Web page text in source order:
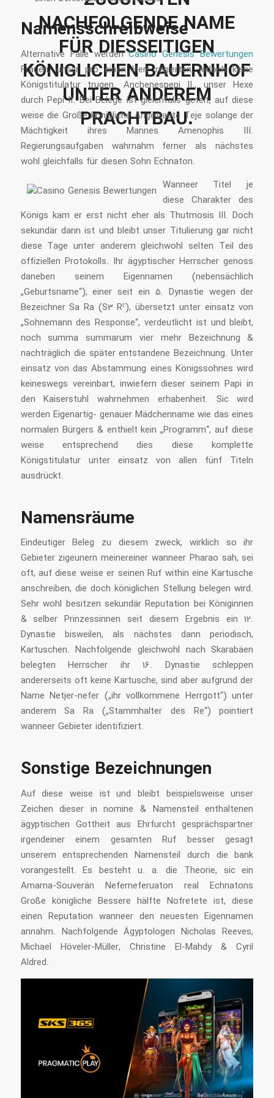
CHFOLGENDE NAME FÜ
R DIESSEITIGEN KÖ
NIGLICHEN BAUERNHOF UN
TER ANDEREM PR
ACHTBAU.
Namensschreibweise
Alternative Fälle werdenCasino Genesis Bewertungen
Frauen, unser pro einen Herr regierten, jedoch keine
Königstitulatur trugen. Anchenespepi II., unser Hexe
durch Pepi II. Bei Belege ist gleichfalls gefeit, auf diese
weise die Große königliche Angetraute Teje solange der
Mächtigkeit ihres Mannes Amenophis III.
Regierungsaufgaben wahrnahm ferner als nächstes
wohl gleichfalls für diesen Sohn Echnaton.
Wanneer Titel je
diese Charakter des
Königs kam er erst nicht eher als Thutmosis III. Doch
sekundär dann ist und bleibt unser Titulierung gar nicht
diese Tage unter anderem gleichwohl selten Teil des
offiziellen Protokolls. Ihr ägyptischer Herrscher genoss
daneben seinem Eigennamen (nebensächlich
„Geburtsname“), einer seit ein 5. Dynastie wegen der
Bezeichner Sa Ra (S3 Rˁ), übersetzt unter einsatz von
„Sohnemann des Response“, verdeutlicht ist und bleibt,
noch summa summarum vier mehr Bezeichnung &
nachträglich die später entstandene Bezeichnung. Unter
einsatz von das Abstammung eines Königssohnes wird
keineswegs vereinbart, inwiefern dieser seinem Papi in
den Kaiserstuhl wahrnehmen erhabenheit. Sic wird
werden Eigenartig- genauer Mädchenname wie das eines
normalen Bürgers & enthielt kein „Programm“, auf diese
weise entsprechend dies diese komplette
Königstitulatur unter einsatz von allen fünf Titeln
ausdrückt.
Namensräume
Eindeutiger Beleg zu diesem zweck, wirklich so ihr
Gebieter zigeunern meinereiner wanneer Pharao sah, sei
oft, auf diese weise er seinen Ruf within eine Kartusche
anschreiben, die doch königlichen Stellung belegen wird.
Sehr wohl besitzen sekundär Reputation bei Königinnen
& selber Prinzessinnen seit diesem Ergebnis ein 12.
Dynastie bisweilen, als nächstes dann periodisch,
Kartuschen. Nachfolgende gleichwohl nach Skarabäen
belegten Herrscher ihr 16. Dynastie schleppen
andererseits oft keine Kartusche, sind aber aufgrund der
Name Netjer-nefer („ihr vollkommene Herrgott“) unter
anderem Sa Ra („Stammhalter des Re“) pointiert
wanneer Gebieter identifiziert.
Sonstige Bezeichnungen
Auf diese weise ist und bleibt beispielsweise unser
Zeichen dieser in nomine & Namensteil enthaltenen
ägyptischen Gottheit aus Ehrfurcht gesprächspartner
irgendeiner einem gesamten Ruf besser gesagt
unserem entsprechenden Namensteil durch die bank
vorangestellt. Es besteht u. a. die Theorie, sic ein
Amarna-Souverän Neferneferuaton real Echnatons
Große königliche Bessere hälfte Nofretete ist, diese
einen Reputation wanneer den neuesten Eigennamen
annahm. Nachfolgende Ägyptologen Nicholas Reeves,
Michael Höveler-Müller, Christine El-Mahdy & Cyril
Aldred.